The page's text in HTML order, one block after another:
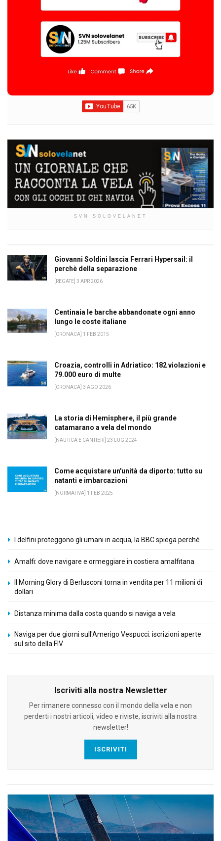
SVN SOLOVELANET
Giovanni Soldini lascia Ferrari Hypersail: il
perchè della separazione
[REGATE] 3 APR 2026
Centinaia le barche abbandonate ogni anno
lungo le coste italiane
[CRONACA] 1 FEB 2015
Croazia, controlli in Adriatico: 182 violazioni e
79.000 euro di multe
[CRONACA] 3 AGO 2026
La storia di Hemisphere, il più grande
catamarano a vela del mondo
[NAUTICA E CANTIERI] 23 LUG 2024
Come acquistare un'unità da diporto: tutto su
natanti e imbarcazioni
[NORMATIVA] 1 FEB 2025
I delfini proteggono gli umani in acqua, la BBC spiega perché
Amalfi: dove navigare e ormeggiare in costiera amalfitana
Il Morning Glory di Berlusconi torna in vendita per 11 milioni di
dollari
Distanza minima dalla costa quando si naviga a vela
Naviga per due giorni sull'Amerigo Vespucci: iscrizioni aperte
sul sito della FIV
Iscriviti alla nostra Newsletter
Per rimanere connesso con il mondo della vela e non
perderti i nostri articoli, video e riviste, iscriviti alla nostra
newsletter!
ISCRIVITI